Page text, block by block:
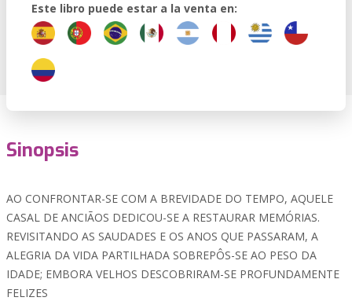
Este libro puede estar a la venta en:
Sinopsis
AO CONFRONTAR-SE COM A BREVIDADE DO TEMPO, AQUELE
CASAL DE ANCIÃOS DEDICOU-SE A RESTAURAR MEMÓRIAS.
REVISITANDO AS SAUDADES E OS ANOS QUE PASSARAM, A
ALEGRIA DA VIDA PARTILHADA SOBREPÔS-SE AO PESO DA
IDADE; EMBORA VELHOS DESCOBRIRAM-SE PROFUNDAMENTE
FELIZES